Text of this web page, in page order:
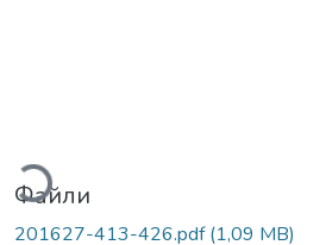
Файли
201627-413-426.pdf(1,09 MB)